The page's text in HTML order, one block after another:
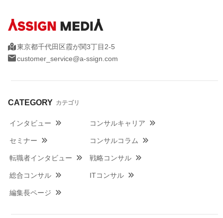
東京都千代田区霞が関3丁目2-5
customer_service@a-ssign.com
CATEGORY カテゴリ
インタビュー コンサルキャリア
セミナー コンサルコラム
転職者インタビュー 戦略コンサル
総合コンサル ITコンサル
編集長ページ